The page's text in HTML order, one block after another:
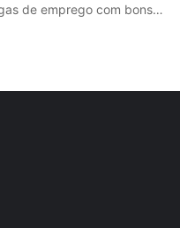
de emprego com bons…